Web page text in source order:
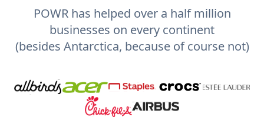
POWR has helped over a half million
businesses on every continent
(besides Antarctica, because of course not)